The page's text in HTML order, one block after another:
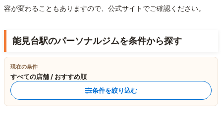
容が変わることもありますので、公式サイトでご確認ください。
能見台駅のパーソナルジムを条件から探す
現在の条件
すべての店舗 / おすすめ順
条件を絞り込む